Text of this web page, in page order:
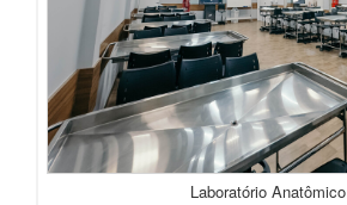
Laboratório Anatômico